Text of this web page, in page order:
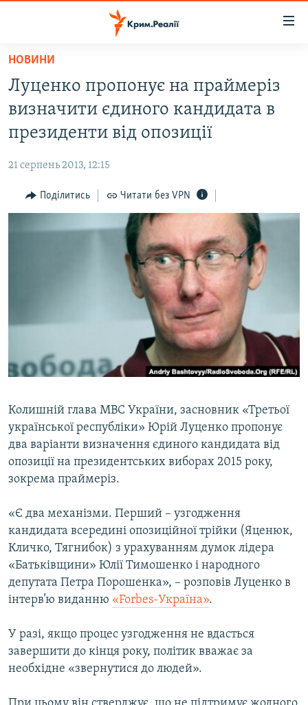
Перейти
основного
матеріалу
до
основної
навігації
Перейти
до
ВОДА.КРИМ
БЛОГИ
ПОГЛЯД
ВІДЕОУРОКИ «ELIFBE»
УКРАЇНСЬКА ПРОБЛЕМА КРИМУ
ЯК ОБІЙТИ БЛОКУВАННЯ
Qırımtatar
Усі сайти RFE/RL
НОВИНИ
Луценко пропонує на праймеріз
визначити єдиного кандидата в
президенти від опозиції
21 серпень 2013, 12:15
Поділитись Читати без VPN
Колишній глава МВС України, засновник «Третьої
української республіки» Юрій Луценко пропонує
два варіанти визначення єдиного кандидата від
опозиції на президентських виборах 2015 року,
зокрема праймеріз.
«Є два механізми. Перший – узгодження
кандидата всередині опозиційної трійки (Яценюк,
Кличко, Тягнибок) з урахуванням думок лідера
«Батьківщини» Юлії Тимошенко і народного
депутата Петра Порошенка», – розповів Луценко в
інтерв’ю виданню «Forbes-Україна».
У разі, якщо процес узгодження не вдасться
завершити до кінця року, політик вважає за
необхідне «звернутися до людей».